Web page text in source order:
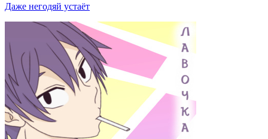
Даже негодяй устаёт